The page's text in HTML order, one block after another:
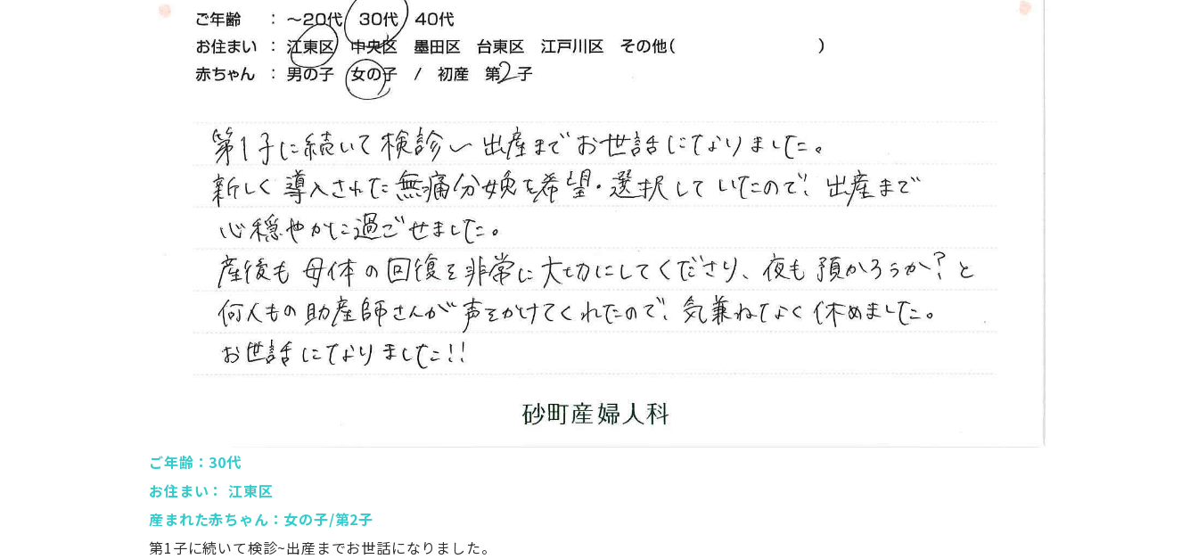
ご年齢：30代
お住まい： 江東区
産まれた赤ちゃん：女の子/第2子
第1子に続いて検診~出産までお世話になりました。